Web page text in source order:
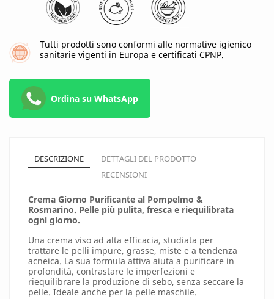
Tutti prodotti sono conformi alle normative igienico
sanitarie vigenti in Europa e certificati CPNP.
Ordina su WhatsApp
DESCRIZIONE
DETTAGLI DEL PRODOTTO
RECENSIONI
Crema Giorno Purificante al Pompelmo &
Rosmarino. Pelle più pulita, fresca e riequilibrata
ogni giorno.
Una crema viso ad alta efficacia, studiata per
trattare le pelli impure, grasse, miste e a tendenza
acneica. La sua formula attiva aiuta a purificare in
profondità, contrastare le imperfezioni e
riequilibrare la produzione di sebo, senza seccare la
pelle. Ideale anche per la pelle maschile.